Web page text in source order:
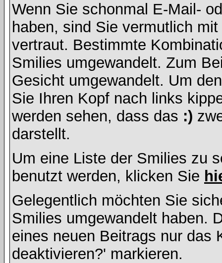
Wenn Sie schonmal E-Mail-
haben, sind Sie vermutlich
vertraut. Bestimmte
Smilies umgewandelt. Zum
Gesicht umgewandelt. Um
Sie Ihren Kopf nach links
werden sehen, dass das :)
darstellt.
Um eine Liste der Smilies zu
benutzt werden, klicken Sie
Gelegentlich möchten Sie
Smilies umgewandelt haben.
eines neuen Beitrags nur das
deaktivieren?' markieren.